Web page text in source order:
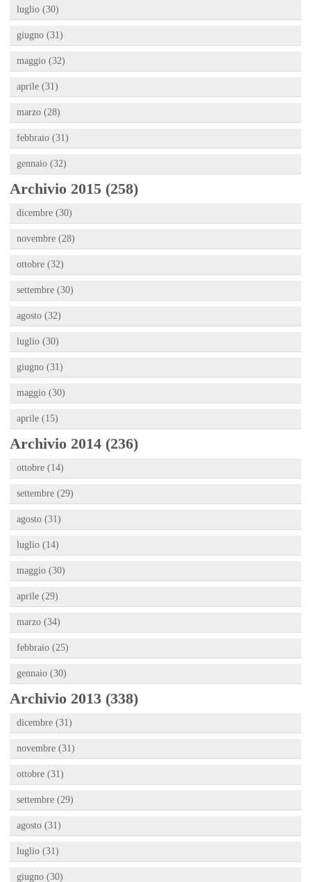
luglio (30)
giugno (31)
maggio (32)
aprile (31)
marzo (28)
febbraio (31)
gennaio (32)
Archivio 2015 (258)
dicembre (30)
novembre (28)
ottobre (32)
settembre (30)
agosto (32)
luglio (30)
giugno (31)
maggio (30)
aprile (15)
Archivio 2014 (236)
ottobre (14)
settembre (29)
agosto (31)
luglio (14)
maggio (30)
aprile (29)
marzo (34)
febbraio (25)
gennaio (30)
Archivio 2013 (338)
dicembre (31)
novembre (31)
ottobre (31)
settembre (29)
agosto (31)
luglio (31)
giugno (30)